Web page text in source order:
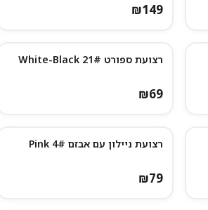
₪149
רצועת ספורט 21# White-Black
₪69
נותרו מעט
רצועת ניילון עם אבזם 4# Pink
₪79